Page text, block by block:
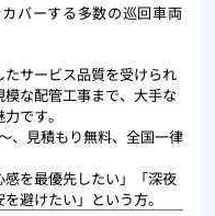
バーする多数の巡回車両
サービス品質を受けられ
な配管工事まで、大手な
です。
、見積もり無料、全国一律
感を最優先したい」「深夜
避けたい」という方。